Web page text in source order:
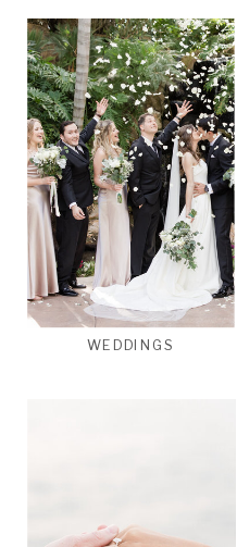
WEDDINGS